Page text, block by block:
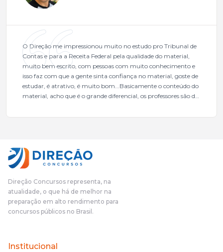
O Direção me impressionou muito no estudo pro Tribunal de
Contas e para a Receita Federal pela qualidade do material,
muito bem escrito, com pessoas com muito conhecimento e
isso faz com que a gente sinta confiança no material, goste de
estudar, é atrativo, é muito bom...Basicamente o conteúdo do
material, acho que é o grande diferencial, os professores são de
mais excelentes cargos da administração pública.Eu sempre
fundamental na minha derrota no ano passado para que eu
pudesse enxergar o que eu errei e corrigir minha rota.E além
das aulas vocês(Direção Concursos), que fizeram um
o aluno, além de ter que estudar, ele tem que perder tempo
fazendo um cronograma, num pós- edital é muito
complicado, é uma avalanche de informação, então vocês
terem feito isso é muito bacana, porque quando eu me sentia
no volume de matérias.
Direção Concursos representa, na
atualidade, o que há de melhor na
preparação em alto rendimento para
concursos públicos no Brasil.
Institucional